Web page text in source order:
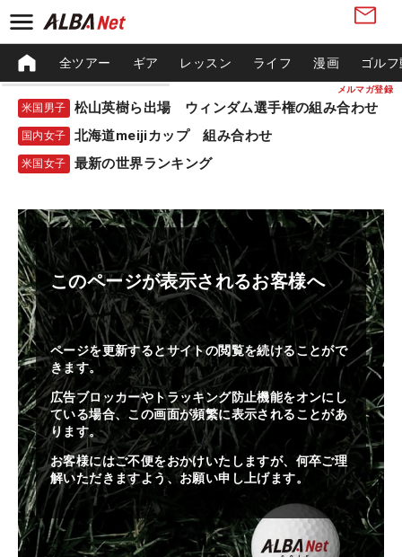
メルマガ登録
全ツアー ギア レッスン ライフ 漫画 ゴル
米国男子 松山英樹ら出場 ウィンダム選手権の組み合わせ
国内女子 北海道meijiカップ 組み合わせ
米国女子 最新の世界ランキング
このページが表示されるお客様へ
ページを更新するとサイトの閲覧を続けることがで
きます。
広告ブロッカーやトラッキング防止機能をオンにし
ている場合、この画面が頻繁に表示されることがあ
ります。
お客様にはご不便をおかけいたしますが、何卒ご理
解いただきますよう、お願い申し上げます。